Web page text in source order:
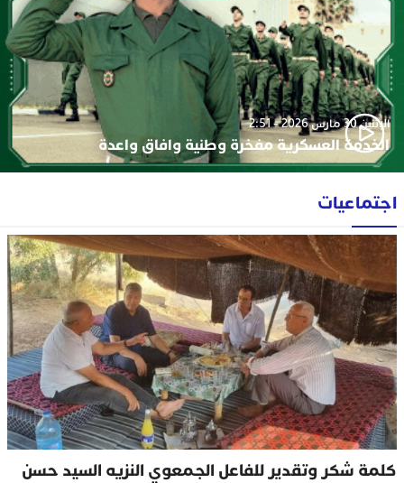
الإثنين 30 مارس 2026 - 2:51
الخدمة العسكرية مفخرة وطنية وافاق واعدة
اجتماعيات
كلمة شكر وتقدير للفاعل الجمعوي النزيه السيد حسن